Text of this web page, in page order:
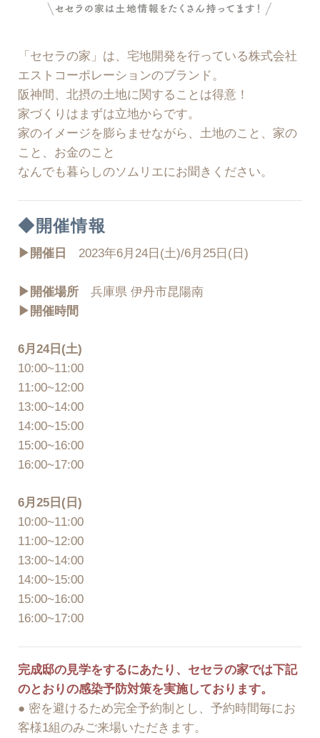
「セセラの家」は、宅地開発を行っている株式会社
エストコーポレーションのブランド。
阪神間、北摂の土地に関することは得意！
家づくりはまずは立地からです。
家のイメージを膨らませながら、土地のこと、家の
こと、お金のこと
なんでも暮らしのソムリエにお聞きください。
◆開催情報
▶︎開催日 2023年6月24日(土)/6月25日(日)
▶︎開催場所 兵庫県 伊丹市昆陽南
▶︎開催時間
6月24日(土)
10:00~11:00
11:00~12:00
13:00~14:00
14:00~15:00
15:00~16:00
16:00~17:00
6月25日(日)
10:00~11:00
11:00~12:00
13:00~14:00
14:00~15:00
15:00~16:00
16:00~17:00
完成邸の見学をするにあたり、セセラの家では下記
のとおりの感染予防対策を実施しております。
● 密を避けるため完全予約制とし、予約時間毎にお
客様1組のみご来場いただきます。